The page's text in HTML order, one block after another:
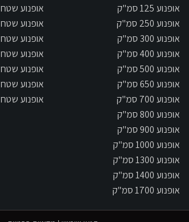
אופנוע 125 סמ"ק
אופנוע 250 סמ"ק
אופנוע 300 סמ"ק
אופנוע 400 סמ"ק
אופנוע 500 סמ"ק
אופנוע 650 סמ"ק
אופנוע 700 סמ"ק
אופנוע 800 סמ"ק
אופנוע 900 סמ"ק
אופנוע 1000 סמ"ק
אופנוע 1300 סמ"ק
אופנוע 1400 סמ"ק
אופנוע 1700 סמ"ק
אופנוע שטח 65 סמ"'ק
אופנוע שטח 85 סמ"'ק
אופנוע שטח 125 סמ"'ק
אופנוע שטח 250 סמ"'ק
אופנוע שטח 450 סמ"'ק
אופנוע שטח 2 פעימות
אופנוע שטח 4 פעימות